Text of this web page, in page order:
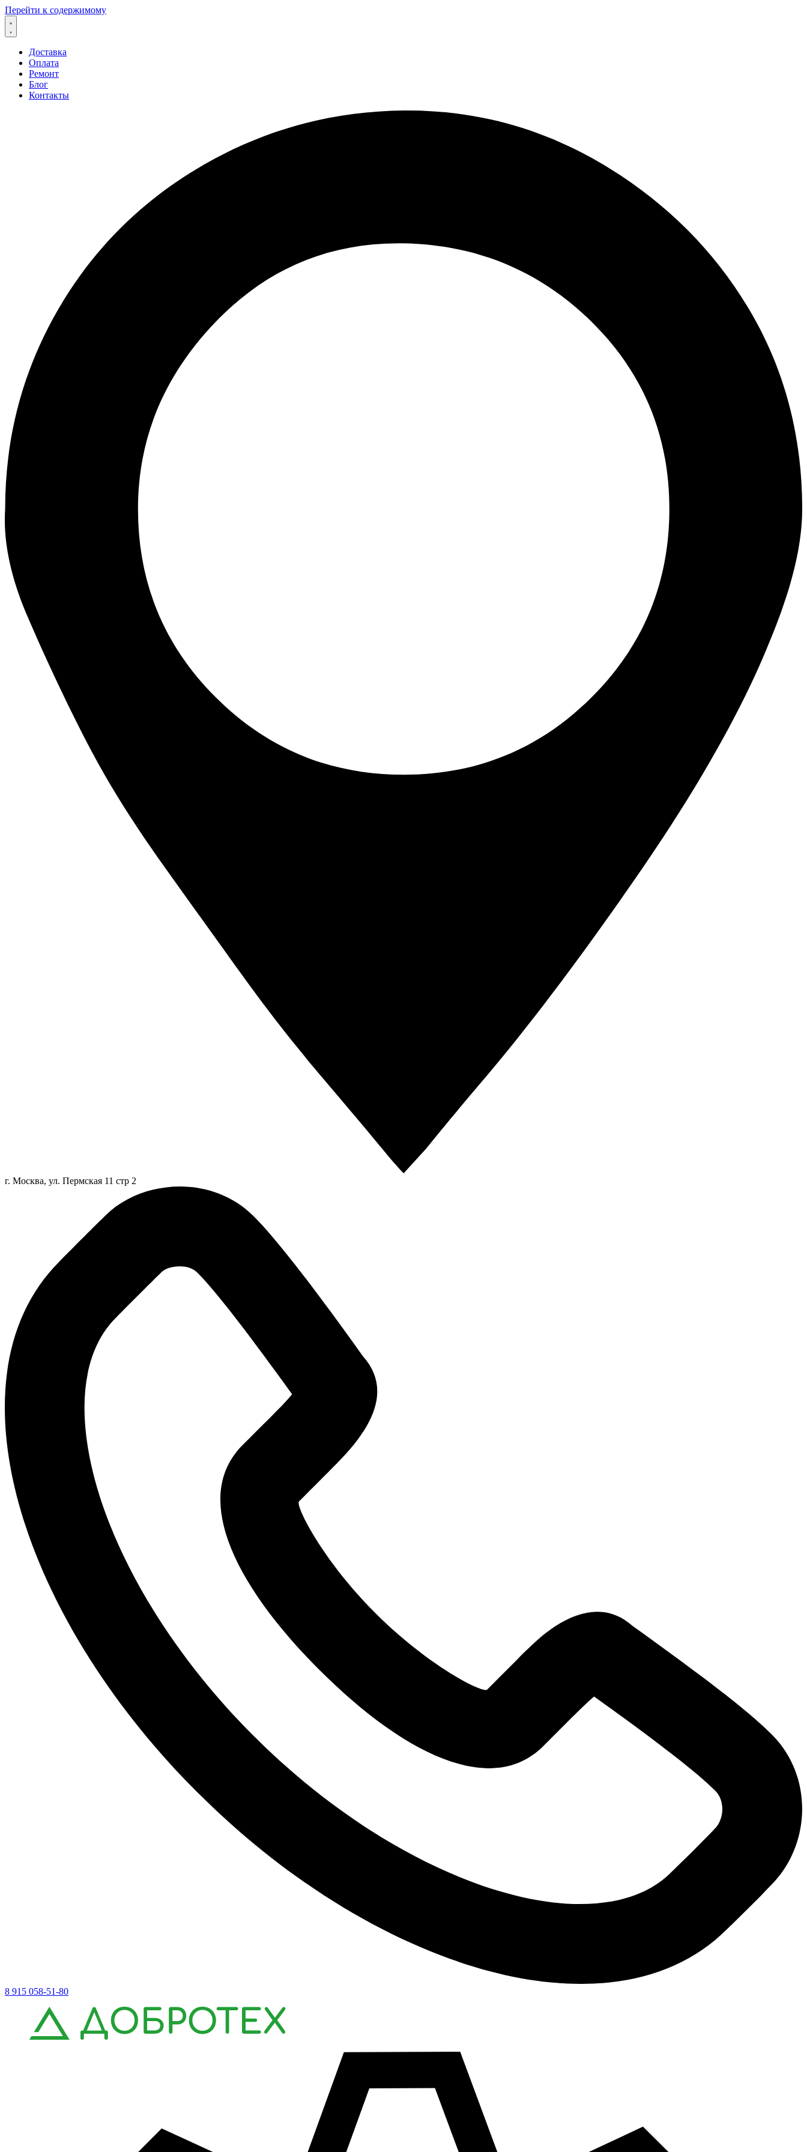
Перейти к содержимому
Доставка
Оплата
Ремонт
Блог
Контакты
г. Москва, ул. Пермская 11 стр 2
8 915 058-51-80